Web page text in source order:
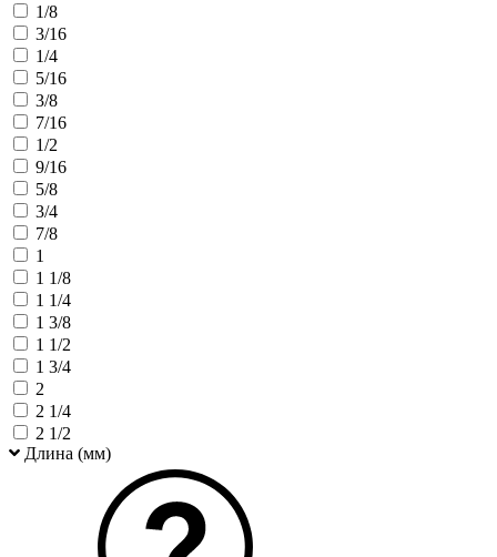
1/8
3/16
1/4
5/16
3/8
7/16
1/2
9/16
5/8
3/4
7/8
1
1 1/8
1 1/4
1 3/8
1 1/2
1 3/4
2
2 1/4
2 1/2
Длина (мм)